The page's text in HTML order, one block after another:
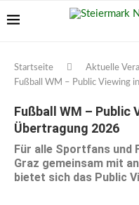
Startseite
Aktuelle
Fußball WM – Public Viewing
Fußball WM – Public
Übertragung 2026
Für alle Sportfans und
Graz gemeinsam mit
bietet sich das Public